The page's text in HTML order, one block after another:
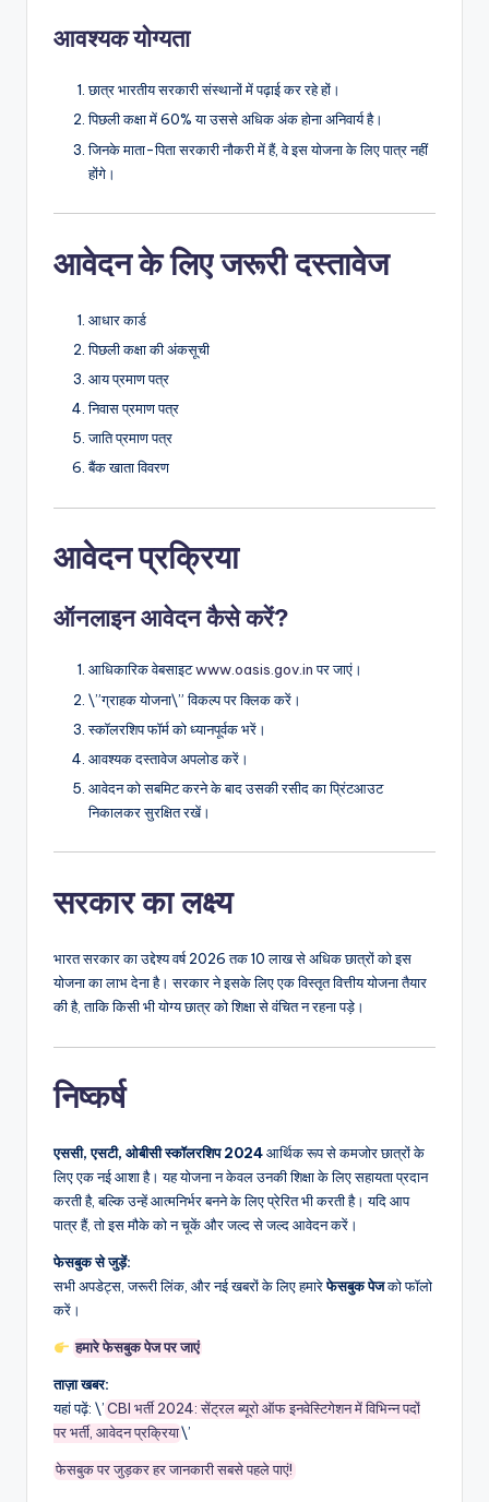
आवश्यक योग्यता
छात्र भारतीय सरकारी संस्थानों में पढ़ाई कर रहे हों।
पिछली कक्षा में 60% या उससे अधिक अंक होना अनिवार्य है।
जिनके माता-पिता सरकारी नौकरी में हैं, वे इस योजना के लिए पात्र नहीं
होंगे।
आवेदन के लिए जरूरी दस्तावेज
आधार कार्ड
पिछली कक्षा की अंकसूची
आय प्रमाण पत्र
निवास प्रमाण पत्र
जाति प्रमाण पत्र
बैंक खाता विवरण
आवेदन प्रक्रिया
ऑनलाइन आवेदन कैसे करें?
आधिकारिक वेबसाइटwww.oasis.gov.inपर जाएं।
\”ग्राहक योजना\” विकल्प पर क्लिक करें।
स्कॉलरशिप फॉर्म को ध्यानपूर्वक भरें।
आवश्यक दस्तावेज अपलोड करें।
आवेदन को सबमिट करने के बाद उसकी रसीद का प्रिंटआउट
निकालकर सुरक्षित रखें।
सरकार का लक्ष्य
भारत सरकार का उद्देश्य वर्ष 2026 तक 10 लाख से अधिक छात्रों को इस
योजना का लाभ देना है। सरकार ने इसके लिए एक विस्तृत वित्तीय योजना तैयार
की है, ताकि किसी भी योग्य छात्र को शिक्षा से वंचित न रहना पड़े।
निष्कर्ष
एससी, एसटी, ओबीसी स्कॉलरशिप 2024आर्थिक रूप से कमजोर छात्रों के
लिए एक नई आशा है। यह योजना न केवल उनकी शिक्षा के लिए सहायता प्रदान
करती है, बल्कि उन्हें आत्मनिर्भर बनने के लिए प्रेरित भी करती है। यदि आप
पात्र हैं, तो इस मौके को न चूकें और जल्द से जल्द आवेदन करें।
फेसबुक से जुड़ें:
सभी अपडेट्स, जरूरी लिंक, और नई खबरों के लिए हमारेफेसबुक पेजको फॉलो
करें।
हमारे फेसबुक पेज पर जाएं
ताज़ा खबर:
यहां पढ़ें: \’ CBI भर्ती 2024: सेंट्रल ब्यूरो ऑफ इनवेस्टिगेशन में विभिन्न पदों
पर भर्ती, आवेदन प्रक्रिया\’
फेसबुक पर जुड़कर हर जानकारी सबसे पहले पाएं!